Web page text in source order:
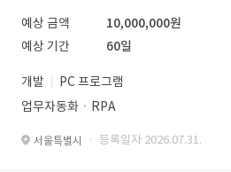
예상 금액
10,000,000원
예상 기간
60일
개발
PC 프로그램
업무자동화ㆍRPA
서울특별시 · 등록일자 2026.07.31.